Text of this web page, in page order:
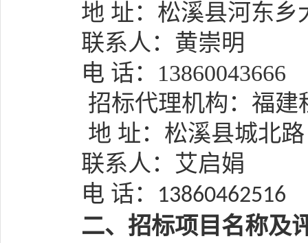
地 址：松溪县河东乡
联系人： 黄崇明
电 话： 13860043666
招标代理机构： 福建
地 址： 松溪县城北路
联系人： 艾启娟
电 话：
13860462516
二、招标项目名称及